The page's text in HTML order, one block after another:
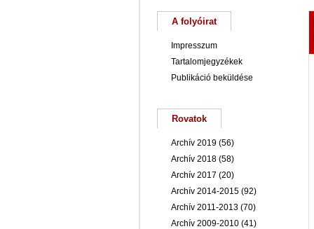
A folyóirat
Impresszum
Tartalomjegyzékek
Publikáció beküldése
Rovatok
Archív 2019 (56)
Archív 2018 (58)
Archív 2017 (20)
Archív 2014-2015 (92)
Archív 2011-2013 (70)
Archív 2009-2010 (41)